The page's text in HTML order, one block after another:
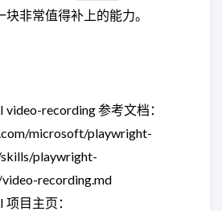
块非常值得补上的能力。
video-recording 参考文档：
microsoft/playwright-
playwright-
recording.md
目主页：